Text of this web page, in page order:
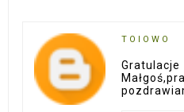
TOIOWO